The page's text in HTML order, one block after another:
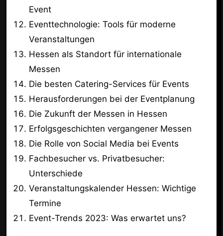
Event
Eventtechnologie: Tools für moderne
Veranstaltungen
Hessen als Standort für internationale
Messen
Die besten Catering-Services für Events
Herausforderungen bei der Eventplanung
Die Zukunft der Messen in Hessen
Erfolgsgeschichten vergangener Messen
Die Rolle von Social Media bei Events
Fachbesucher vs. Privatbesucher:
Unterschiede
Veranstaltungskalender Hessen: Wichtige
Termine
Event-Trends 2023: Was erwartet uns?